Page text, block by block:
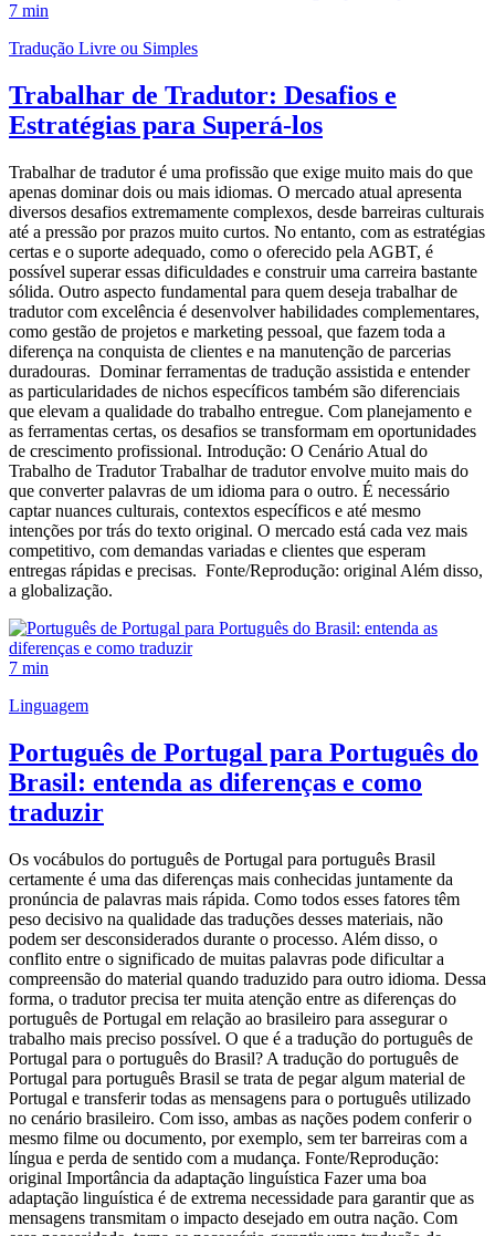
7 min
Tradução Livre ou Simples
Trabalhar de Tradutor: Desafios e
Estratégias para Superá-los
Trabalhar de tradutor é uma profissão que exige muito mais do que
apenas dominar dois ou mais idiomas. O mercado atual apresenta
diversos desafios extremamente complexos, desde barreiras culturais
até a pressão por prazos muito curtos. No entanto, com as estratégias
certas e o suporte adequado, como o oferecido pela AGBT, é
possível superar essas dificuldades e construir uma carreira bastante
sólida. Outro aspecto fundamental para quem deseja trabalhar de
tradutor com excelência é desenvolver habilidades complementares,
como gestão de projetos e marketing pessoal, que fazem toda a
diferença na conquista de clientes e na manutenção de parcerias
duradouras. Dominar ferramentas de tradução assistida e entender
as particularidades de nichos específicos também são diferenciais
que elevam a qualidade do trabalho entregue. Com planejamento e
as ferramentas certas, os desafios se transformam em oportunidades
de crescimento profissional. Introdução: O Cenário Atual do
Trabalho de Tradutor Trabalhar de tradutor envolve muito mais do
que converter palavras de um idioma para o outro. É necessário
captar nuances culturais, contextos específicos e até mesmo
intenções por trás do texto original. O mercado está cada vez mais
competitivo, com demandas variadas e clientes que esperam
entregas rápidas e precisas. Fonte/Reprodução: original Além disso,
a globalização.
7 min
Linguagem
Português de Portugal para Português do
Brasil: entenda as diferenças e como
traduzir
Os vocábulos do português de Portugal para português Brasil
certamente é uma das diferenças mais conhecidas juntamente da
pronúncia de palavras mais rápida. Como todos esses fatores têm
peso decisivo na qualidade das traduções desses materiais, não
podem ser desconsiderados durante o processo. Além disso, o
conflito entre o significado de muitas palavras pode dificultar a
compreensão do material quando traduzido para outro idioma. Dessa
forma, o tradutor precisa ter muita atenção entre as diferenças do
português de Portugal em relação ao brasileiro para assegurar o
trabalho mais preciso possível. O que é a tradução do português de
Portugal para o português do Brasil? A tradução do português de
Portugal para português Brasil se trata de pegar algum material de
Portugal e transferir todas as mensagens para o português utilizado
no cenário brasileiro. Com isso, ambas as nações podem conferir o
mesmo filme ou documento, por exemplo, sem ter barreiras com a
língua e perda de sentido com a mudança. Fonte/Reprodução:
original Importância da adaptação linguística Fazer uma boa
adaptação linguística é de extrema necessidade para garantir que as
mensagens transmitam o impacto desejado em outra nação. Com